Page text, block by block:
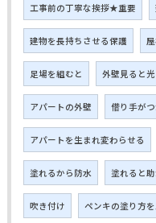
工事前の丁寧な挨拶★重要
建物を長持ちさせる保護
足場を組むと 外壁見ると光
アパートの外壁 借り手が
アパートを生まれ変わらせる
塗れるから防水 塗れると
吹き付け ペンキの塗り方